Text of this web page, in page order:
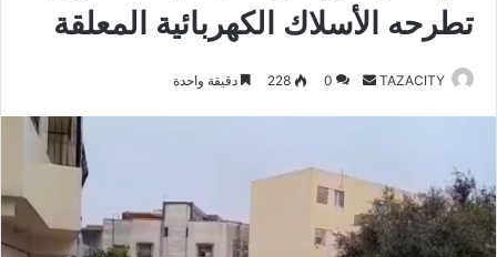
تطرحه الأسلاك الكهربائية المعلقة
TAZACITY
ب
ر
ي
0
228 دقيقة واحدة